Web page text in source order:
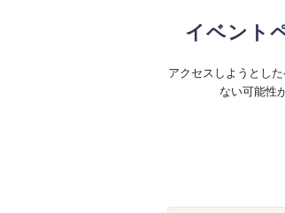
イベント
アクセスしようとし
ない可能性